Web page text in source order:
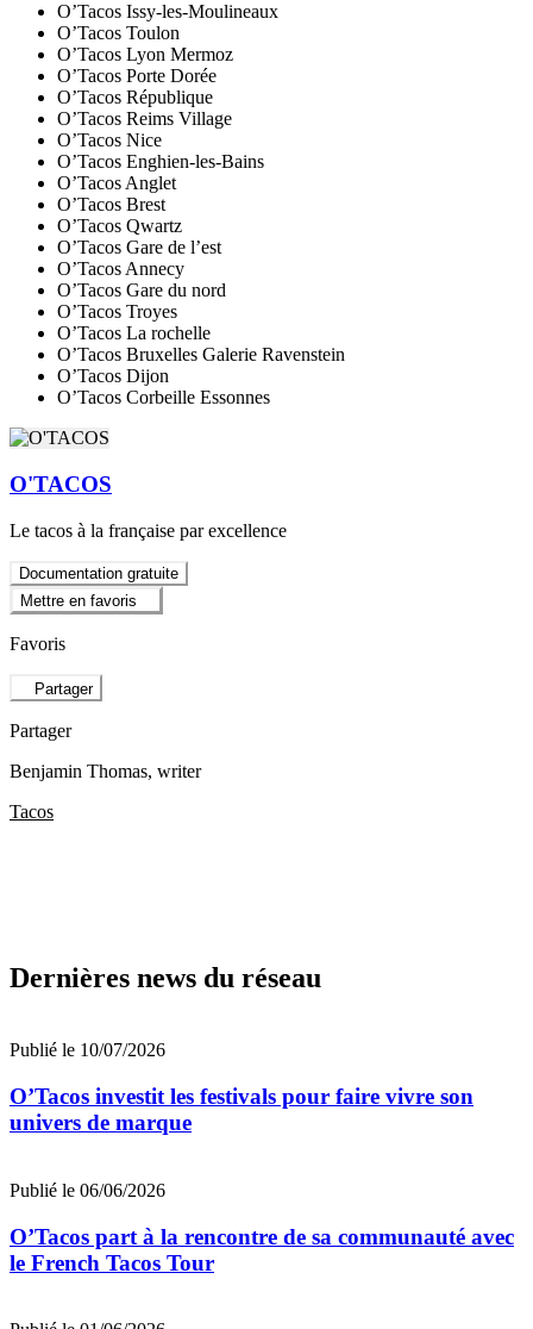
O’Tacos Issy-les-Moulineaux
O’Tacos Toulon
O’Tacos Lyon Mermoz
O’Tacos Porte Dorée
O’Tacos République
O’Tacos Reims Village
O’Tacos Nice
O’Tacos Enghien-les-Bains
O’Tacos Anglet
O’Tacos Brest
O’Tacos Qwartz
O’Tacos Gare de l’est
O’Tacos Annecy
O’Tacos Gare du nord
O’Tacos Troyes
O’Tacos La rochelle
O’Tacos Bruxelles Galerie Ravenstein
O’Tacos Dijon
O’Tacos Corbeille Essonnes
O'TACOS
Le tacos à la française par excellence
Documentation gratuite
Mettre en favoris
Favoris
Partager
Partager
Benjamin Thomas, writer
Tacos
Dernières news du réseau
Publié le 10/07/2026
O’Tacos investit les festivals pour faire vivre son
univers de marque
Publié le 06/06/2026
O’Tacos part à la rencontre de sa communauté avec
le French Tacos Tour